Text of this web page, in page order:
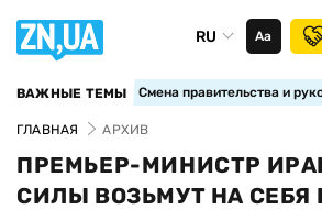
RU Аа
ВАЖНЫЕ ТЕМЫ Смена правительства и
ГЛАВНАЯ АРХИВ
ПРЕМЬЕР-МИНИСТР
СИЛЫ ВОЗЬМУТ НА